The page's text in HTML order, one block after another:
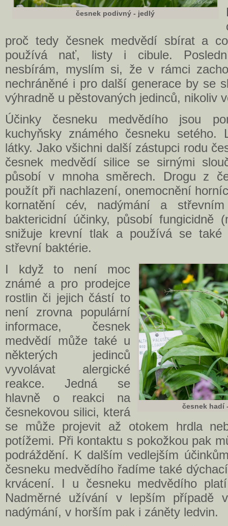
česnek podivný - jedlý
proč tedy česnek medvědí sbírat a
používá nať, listy i cibule.
nesbírám, myslím si, že v rámci
nechráněné i pro další generace by se
výhradně u pěstovaných jedinců, nikoliv
Účinky česneku medvědího jsou
kuchyňsky známého česneku
látky. Jako všichni další zástupci rodu
česnek medvědí silice se sirnými
působí v mnoha směrech. Drogu z
použít při nachlazení, onemocnění
kornatění cév, nadýmání a
baktericidní účinky, působí fungicidně
snižuje krevní tlak a používá se také
střevní baktérie.
česnek hadí
I když to není moc
známé a pro prodejce
rostlin či jejich částí to
není zrovna populární
informace, česnek
medvědí může také u
některých jedinců
vyvolávat alergické
reakce. Jedná se
hlavně o reakci na
česnekovou silici, která
se může projevit až otokem hrdla
potížemi. Při kontaktu s pokožkou pak
podráždění. K dalším vedlejším
česneku medvědího řadíme také
krvácení. I u česneku medvědího
Nadměrné užívání v lepším případě
nadýmání, v horším pak i záněty ledvin.